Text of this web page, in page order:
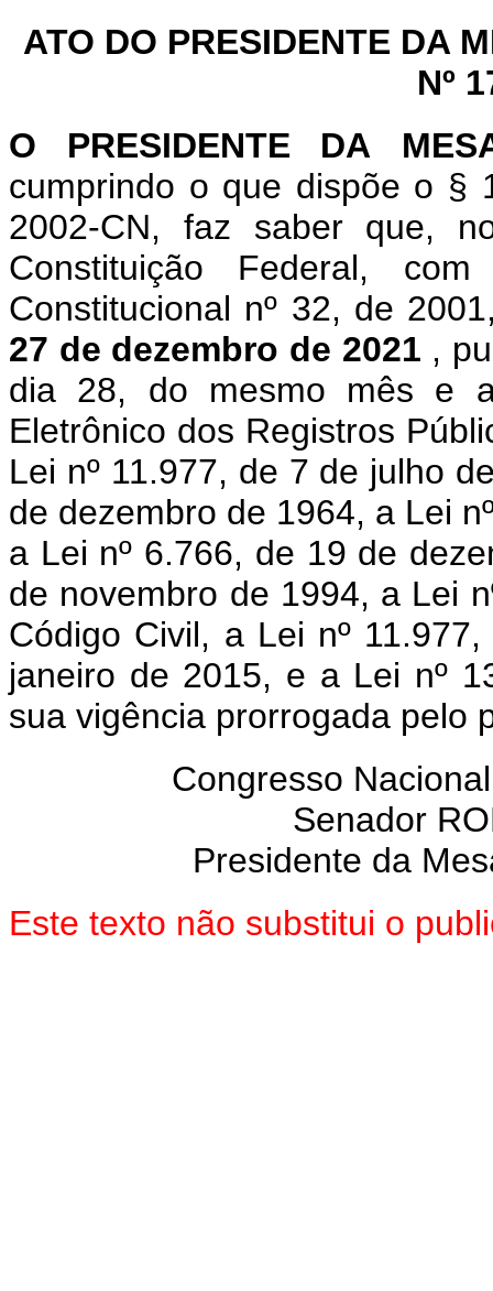
ATO DO PRESIDENTE DA
Nº
O
PRESIDENTE DA
cumprindo o que dispõe o §
2002-CN, faz saber que,
Constituição Federal,
Constitucional nº 32, de
27 de dezembro de 2021 ,
dia 28, do mesmo mês e
Eletrônico dos Registros
Lei nº 11.977, de 7 de julho
de dezembro de 1964, a Lei
a Lei nº 6.766, de 19 de
de novembro de 1994, a Lei
Código Civil, a Lei nº
janeiro de 2015, e a Lei nº
sua vigência prorrogada pelo
Congresso
Senador
Presidente da
Este texto não substitui o